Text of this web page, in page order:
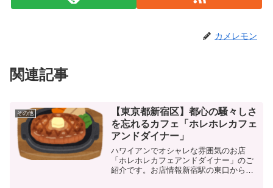
カメレモン
関連記事
その他
【東京都新宿区】都心の騒々しさ
を忘れるカフェ「ホレホレカフェ
アンドダイナー」
ハワイアンでオシャレな雰囲気のお店
「ホレホレカフェアンドダイナー」のご
紹介です。お店情報新宿駅の東口から徒